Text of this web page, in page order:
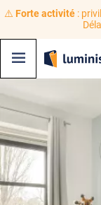
⚠️ Forte activité: